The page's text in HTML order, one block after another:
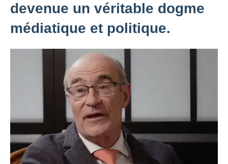
devenue un véritable dogme
médiatique et politique.